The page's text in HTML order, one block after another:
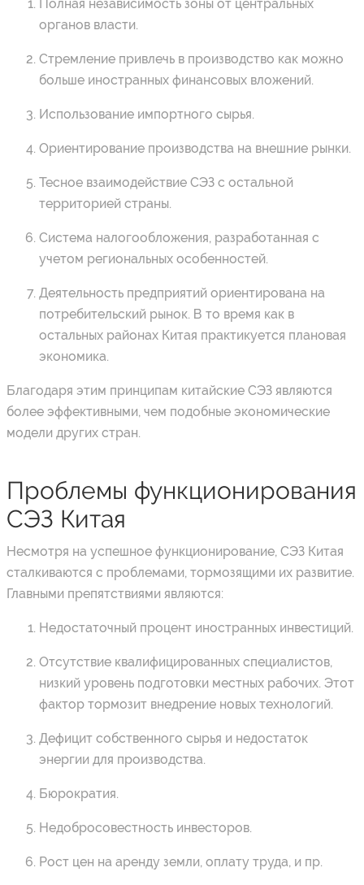
Полная независимость зоны от центральных
органов власти.
Стремление привлечь в производство как можно
больше иностранных финансовых вложений.
Использование импортного сырья.
Ориентирование производства на внешние рынки.
Тесное взаимодействие СЭЗ с остальной
территорией страны.
Система налогообложения, разработанная с
учетом региональных особенностей.
Деятельность предприятий ориентирована на
потребительский рынок. В то время как в
остальных районах Китая практикуется плановая
экономика.
Благодаря этим принципам китайские СЭЗ являются
более эффективными, чем подобные экономические
модели других стран.
Проблемы функционирования
СЭЗ Китая
Несмотря на успешное функционирование, СЭЗ Китая
сталкиваются с проблемами, тормозящими их развитие.
Главными препятствиями являются:
Недостаточный процент иностранных инвестиций.
Отсутствие квалифицированных специалистов,
низкий уровень подготовки местных рабочих. Этот
фактор тормозит внедрение новых технологий.
Дефицит собственного сырья и недостаток
энергии для производства.
Бюрократия.
Недобросовестность инвесторов.
Рост цен на аренду земли, оплату труда, и пр.